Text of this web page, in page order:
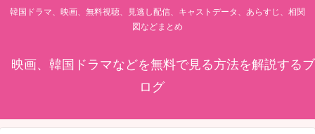
韓国ドラマ、映画、無料視聴、見逃し配信、キャストデータ、あらすじ、相関
図などまとめ
映画、韓国ドラマなどを無料で見る方法を解説するブ
ログ